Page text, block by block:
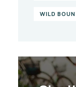
WILD